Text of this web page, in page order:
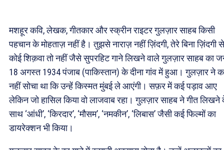
मशहूर कवि, लेखक, गीतकार और स्क्रीन राइटर गुलज़ार साहब किसी
पहचान के मोहताज़ नहीं है। तुझसे नाराज़ नहीं ज़िंदगी, तेरे बिना ज़िंदगी से
कोई शिक़वा तो नहीं जैसे सुपरहिट गाने लिखने वाले गुलज़ार साहब का
18 अगस्त 1934 पंजाब (पाकिस्तान) के दीना गांव में हुआ। गुलज़ार ने
नहीं सोचा था कि उन्हें किस्मत मुंबई ले आएंगी। सफ़र में कई पड़ाव आए
लेकिन जो हासिल किया वो लाजवाब रहा। गुलज़ार साहब ने गीत लिखने
साथ ‘आंधी’, ‘किरदार’, ‘मौसम’, ‘नमकीन’, ‘लिबास’ जैसी कई फिल्मों का
डायरेक्शन भी किया।